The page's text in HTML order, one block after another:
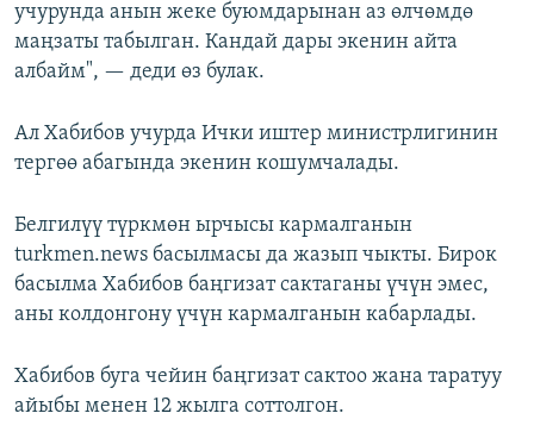
учурунда анын жеке буюмдарынан аз өлчөмдө
маңзаты табылган. Кандай дары экенин айта
албайм", — деди өз булак.
Ал Хабибов учурда Ички иштер министрлигинин
тергөө абагында экенин кошумчалады.
Белгилүү түркмөн ырчысы кармалганын
turkmen.news басылмасы да жазып чыкты. Бирок
басылма Хабибов баңгизат сактаганы үчүн эмес,
аны колдонгону үчүн кармалганын кабарлады.
Хабибов буга чейин баңгизат сактоо жана таратуу
айыбы менен 12 жылга соттолгон.